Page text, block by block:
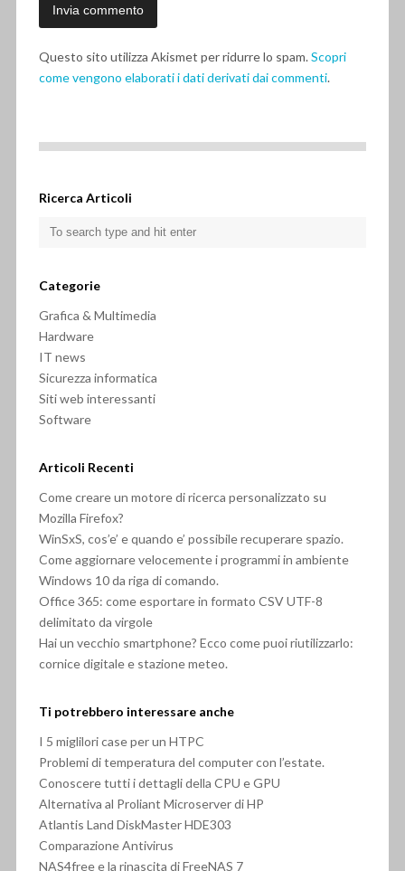
Questo sito utilizza Akismet per ridurre lo spam.Scopri
come vengono elaborati i dati derivati dai commenti.
Ricerca Articoli
Categorie
Grafica & Multimedia
Hardware
IT news
Sicurezza informatica
Siti web interessanti
Software
Articoli Recenti
Come creare un motore di ricerca personalizzato su
Mozilla Firefox?
WinSxS, cos’e’ e quando e’ possibile recuperare spazio.
Come aggiornare velocemente i programmi in ambiente
Windows 10 da riga di comando.
Office 365: come esportare in formato CSV UTF-8
delimitato da virgole
Hai un vecchio smartphone? Ecco come puoi riutilizzarlo:
cornice digitale e stazione meteo.
Ti potrebbero interessare anche
I 5 miglilori case per un HTPC
Problemi di temperatura del computer con l’estate.
Conoscere tutti i dettagli della CPU e GPU
Alternativa al Proliant Microserver di HP
Atlantis Land DiskMaster HDE303
Comparazione Antivirus
NAS4free e la rinascita di FreeNAS 7